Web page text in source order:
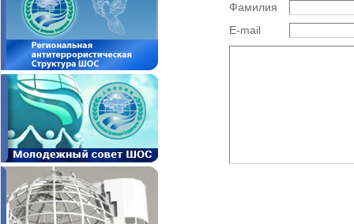
Фамилия
E-mail